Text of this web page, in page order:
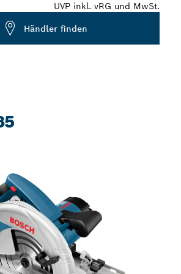
UVP inkl. vRG und MwSt.
Händler finden